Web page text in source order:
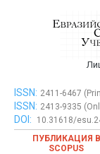
Евразийский
ISSN: 2411-6467
ISSN: 2413-9335
DOI:
10.31618/
ПУБЛИКАЦИЯ В
SCOPUS